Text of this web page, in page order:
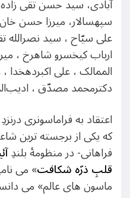
آبادی، سید حسن تقی
سپهسالار، میرزا حسن
علی سیّاح ، سید نصرالله
ارباب کیخسرو شاهرخ ،
الممالک ، علی
دکترمحمد مصدّق ،
اعتقاد به فراماسونری
که یکی از برجسته ترین
فراهانی- در منظومۀ بلندِ
قلبِ ذرّه شکافت» می
ماسون های عالم» می